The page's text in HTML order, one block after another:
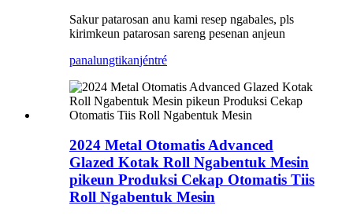
Sakur patarosan anu kami resep ngabales, pls
kirimkeun patarosan sareng pesenan anjeun
panalungtikanjéntré
2024 Metal Otomatis Advanced
Glazed Kotak Roll Ngabentuk Mesin
pikeun Produksi Cekap Otomatis Tiis
Roll Ngabentuk Mesin